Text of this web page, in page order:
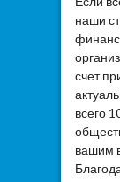
наши
счет
всего
вашим